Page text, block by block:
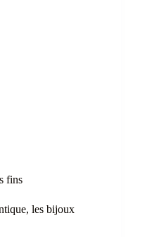
fins
les bijoux